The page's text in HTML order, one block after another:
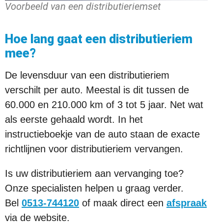
Voorbeeld van een distributieriemset
Hoe lang gaat een distributieriem
mee?
De levensduur van een distributieriem
verschilt per auto. Meestal is dit tussen de
60.000 en 210.000 km of 3 tot 5 jaar. Net wat
als eerste gehaald wordt. In het
instructieboekje van de auto staan de exacte
richtlijnen voor distributieriem vervangen.
Is uw distributieriem aan vervanging toe?
Onze specialisten helpen u graag verder.
Bel 0513-744120 of maak direct een afspraak
via de website.